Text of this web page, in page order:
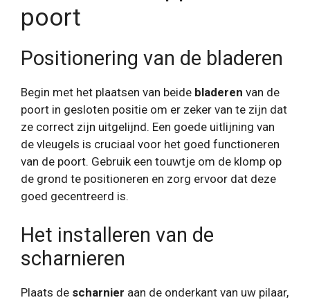
poort
Positionering van de bladeren
Begin met het plaatsen van beide bladeren van de
poort in gesloten positie om er zeker van te zijn dat
ze correct zijn uitgelijnd. Een goede uitlijning van
de vleugels is cruciaal voor het goed functioneren
van de poort. Gebruik een touwtje om de klomp op
de grond te positioneren en zorg ervoor dat deze
goed gecentreerd is.
Het installeren van de
scharnieren
Plaats de scharnier aan de onderkant van uw pilaar,